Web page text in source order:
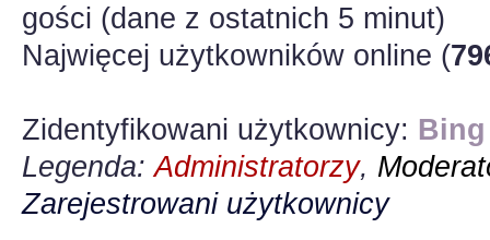
gości (dane z ostatnich 5 minut)
Najwięcej użytkowników online (
Zidentyfikowani użytkownicy:
Legenda:Administratorzy,
Zarejestrowani użytkownicy